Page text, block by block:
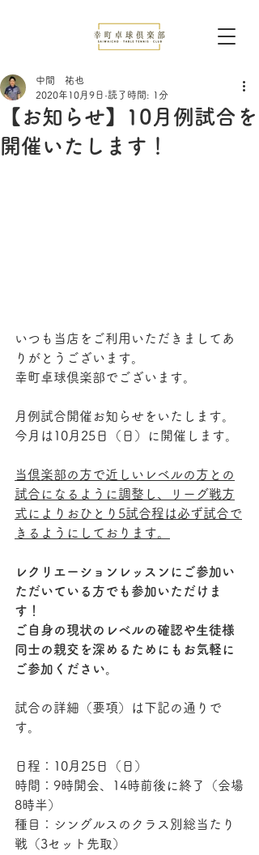
【お知らせ】10月例試合を
開催いたします！
中間 祐也
2020年10月9日 読了時間: 1分
いつも当店をご利用いただきましてあ
りがとうございます。
幸町卓球倶楽部でございます。
月例試合開催お知らせをいたします。
今月は10月25日（日）に開催します。
当倶楽部の方で近しいレベルの方との
試合になるように調整し、リーグ戦方
式によりおひとり5試合程は必ず試合で
きるようにしております。
レクリエーションレッスンにご参加い
ただいている方でも参加いただけま
す！
ご自身の現状のレベルの確認や生徒様
同士の親交を深めるためにもお気軽に
ご参加ください。
試合の詳細（要項）は下記の通りで
す。
日程：10月25日（日）
時間：9時開会、14時前後に終了（会場
8時半）
種目：シングルスのクラス別総当たり
戦（3セット先取）